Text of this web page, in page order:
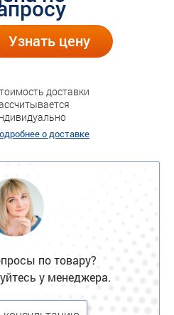
Узнать цену
доставки
о доставке
по товару?
у менеджера.